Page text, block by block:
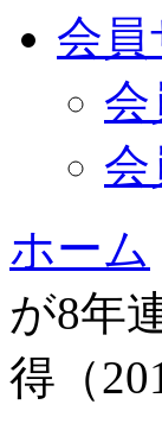
会員
会
会
ホーム
が8年
得（